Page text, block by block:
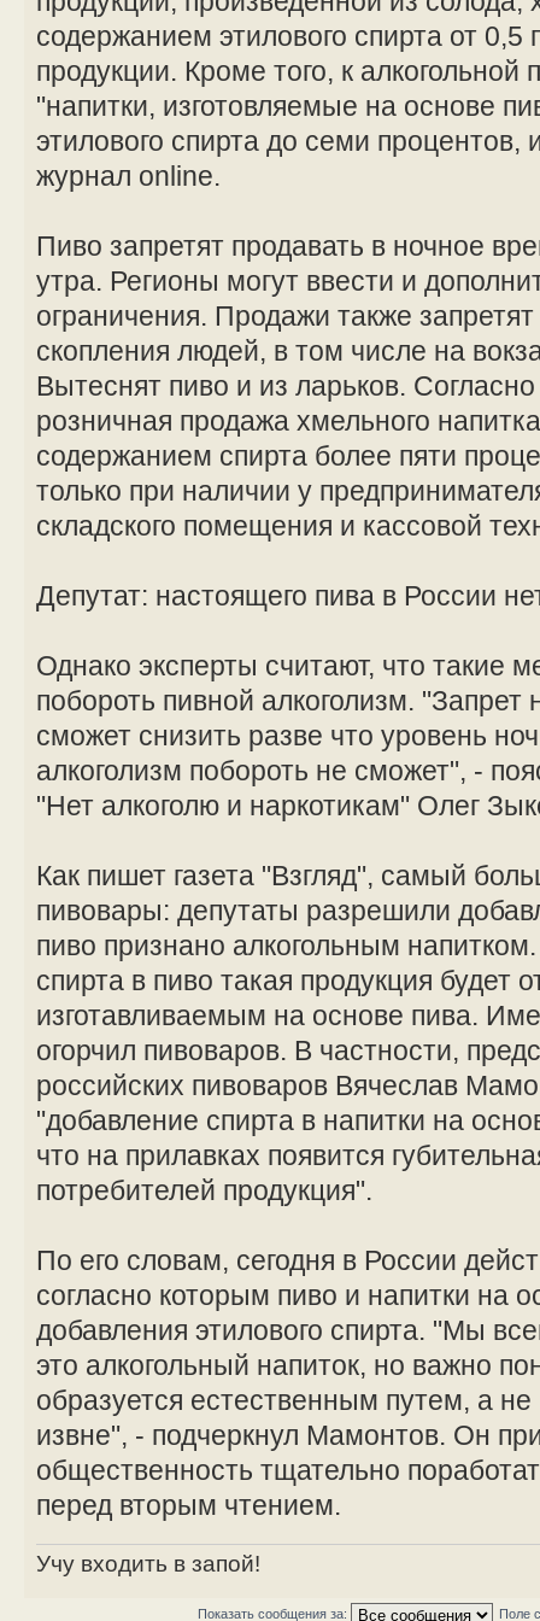
содержанием этилового спирта от 0,5
продукции. Кроме того, к алкогольной
"напитки, изготовляемые на основе
этилового спирта до семи
журнал online.
Пиво запретят продавать в ночное
утра. Регионы могут ввести и
ограничения. Продажи также
скопления людей, в том числе на
Вытеснят пиво и из ларьков.
розничная продажа хмельного
содержанием спирта более пяти
только при наличии у
складского помещения и кассовой
Депутат: настоящего пива в России
Однако эксперты считают, что такие
побороть пивной алкоголизм.
сможет снизить разве что уровень
алкоголизм побороть не сможет", -
"Нет алкоголю и наркотикам" Олег
Как пишет газета "Взгляд", самый
пивовары: депутаты разрешили
пиво признано алкогольным
спирта в пиво такая продукция будет
изготавливаемым на основе пива.
огорчил пивоваров. В частности,
российских пивоваров Вячеслав
"добавление спирта в напитки на
что на прилавках появится
потребителей продукция".
По его словам, сегодня в России
согласно которым пиво и напитки на
добавления этилового спирта. "Мы
это алкогольный напиток, но важно
образуется естественным путем, а не
извне", - подчеркнул Мамонтов. Он
общественность тщательно
перед вторым чтением.
Учу входить в запой!
Показать сообщения за: Поле